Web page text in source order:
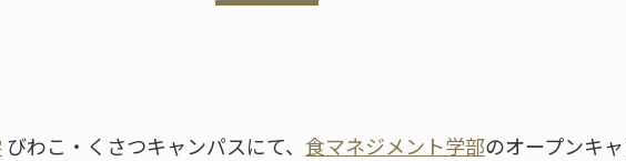
びわこ・くさつキャンパスにて、 食マネジメント学部のオープンキ